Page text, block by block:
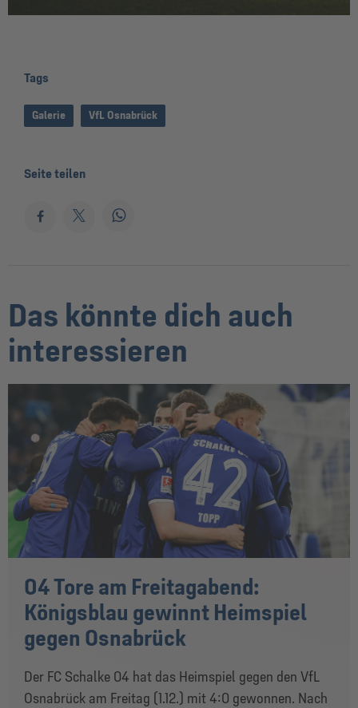
Tags
Galerie VfL Osnabrück
Seite teilen
Das könnte dich auch
interessieren
04 Tore am Freitagabend:
Königsblau gewinnt Heimspiel
gegen Osnabrück
Der FC Schalke 04 hat das Heimspiel gegen den VfL
Osnabrück am Freitag (1.12.) mit 4:0 gewonnen. Nach